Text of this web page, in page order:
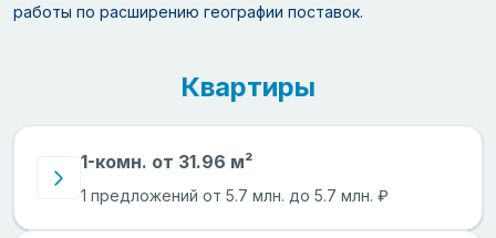
работы по расширению географии поставок.
Квартиры
1-комн. от 31.96 м²
1 предложений от 5.7 млн. до 5.7 млн. ₽